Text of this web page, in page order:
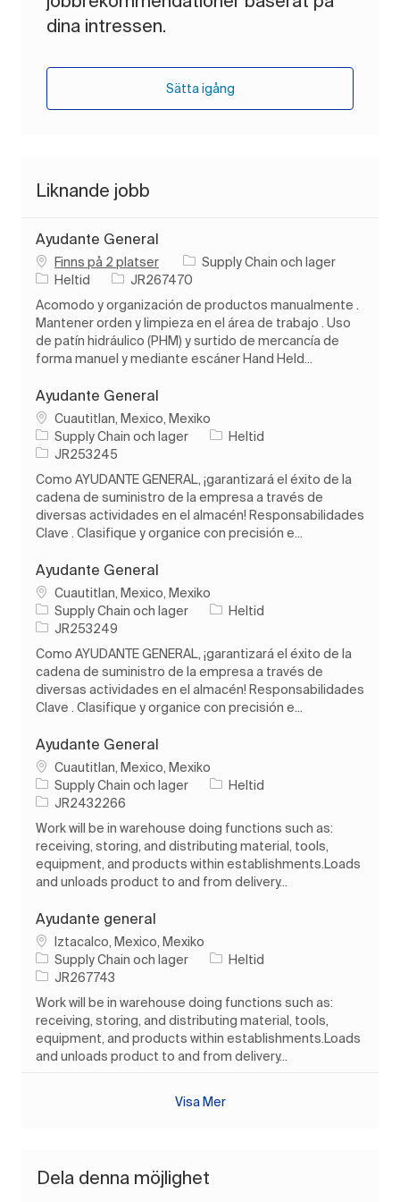
dina intressen.
Sätta igång
Liknande jobb
Ayudante General
Finns på 2 platser Kategori
Supply Chain och lager
Typ av jobb
Heltid Jobb-ID
JR267470
Acomodo y organización de productos manualmente .
Mantener orden y limpieza en el área de trabajo . Uso
de patín hidráulico (PHM) y surtido de mercancía de
forma manuel y mediante escáner Hand Held...
Ayudante General
PlatsCuautitlan, Mexico, Mexiko
Kategori
Supply Chain och lager Typ av jobb
Heltid
Jobb-ID
JR253245
Como AYUDANTE GENERAL, ¡garantizará el éxito de la
cadena de suministro de la empresa a través de
diversas actividades en el almacén! Responsabilidades
Clave . Clasifique y organice con precisión e...
Ayudante General
PlatsCuautitlan, Mexico, Mexiko
Kategori
Supply Chain och lager Typ av jobb
Heltid
Jobb-ID
JR253249
Como AYUDANTE GENERAL, ¡garantizará el éxito de la
cadena de suministro de la empresa a través de
diversas actividades en el almacén! Responsabilidades
Clave . Clasifique y organice con precisión e...
Ayudante General
PlatsCuautitlan, Mexico, Mexiko
Kategori
Supply Chain och lager Typ av jobb
Heltid
Jobb-ID
JR2432266
Work will be in warehouse doing functions such as:
receiving, storing, and distributing material, tools,
equipment, and products within establishments.Loads
and unloads product to and from delivery...
Ayudante general
PlatsIztacalco, Mexico, Mexiko
Kategori
Supply Chain och lager Typ av jobb
Heltid
Jobb-ID
JR267743
Work will be in warehouse doing functions such as:
receiving, storing, and distributing material, tools,
equipment, and products within establishments.Loads
and unloads product to and from delivery...
Visa Mer
Dela denna möjlighet